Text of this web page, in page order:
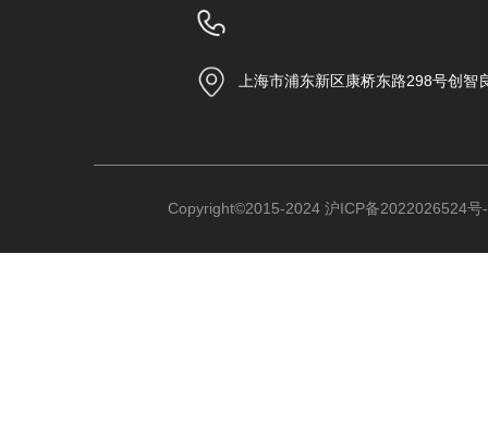
上海市浦东新区康桥东路298号创智
Copyright©2015-2024 沪ICP备2022026524号